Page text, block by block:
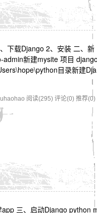
下载Django 2、安装 二、新
新建mysite 项目
目录新建
阅读(295) 评论(0) 推荐(0)
三、启动Django python